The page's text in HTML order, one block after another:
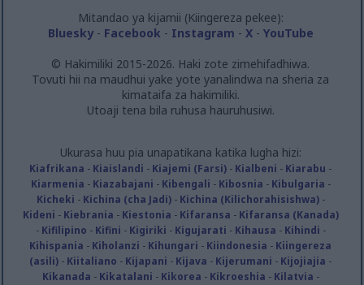
Mitandao ya kijamii (Kiingereza pekee):
Bluesky- Facebook - Instagram - X- YouTube
© Hakimiliki 2015-2026. Haki zote zimehifadhiwa.
Tovuti hii na maudhui yake yote yanalindwa na sheria za
kimataifa za hakimiliki.
Utoaji tena bila ruhusa hauruhusiwi.
Ukurasa huu pia unapatikana katika lugha hizi:
Kiafrikana - Kiaislandi - Kiajemi (Farsi) - Kialbeni - Kiarabu -
Kiarmenia - Kiazabajani - Kibengali - Kibosnia - Kibulgaria -
Kicheki - Kichina (cha Jadi)- Kichina (Kilichorahisishwa)-
Kideni - Kiebrania - Kiestonia - Kifaransa - Kifaransa (Kanada)
- Kifilipino - Kifini - Kigiriki - Kigujarati - Kihausa - Kihindi -
Kihispania - Kiholanzi - Kihungari - Kiindonesia - Kiingereza
(asili) - Kiitaliano - Kijapani - Kijava - Kijerumani - Kijojiajia -
Kikanada - Kikatalani - Kikorea - Kikroeshia - Kilatvia -